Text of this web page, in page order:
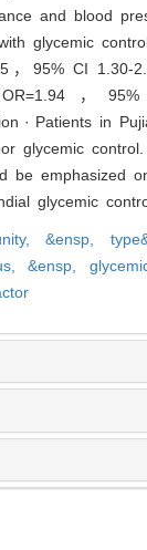
and blood
glycemic
，95% CI 1.30-
，95%
· Patients in
glycemic control.
be emphasized
glycemic
&ensp,
&ensp,